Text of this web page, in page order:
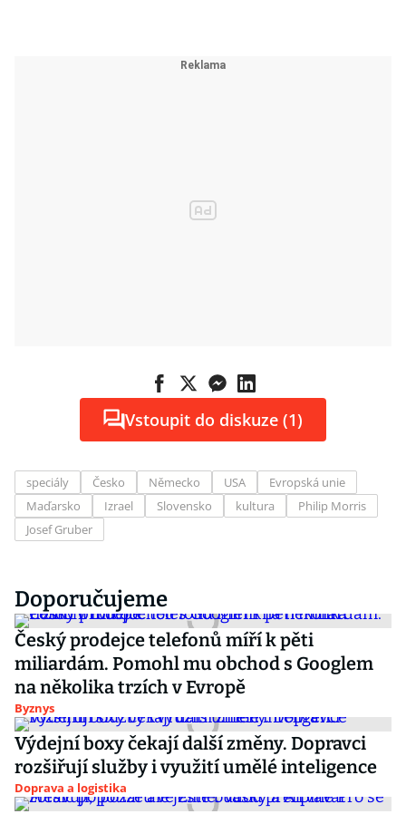
Vstoupit do diskuze (1)
speciály Česko Německo USA
Evropská unie
Maďarsko
Izrael Slovensko kultura
Philip Morris
Josef Gruber
Doporučujeme
Český prodejce telefonů míří k pěti
miliardám. Pomohl mu obchod s Googlem
na několika trzích v Evropě
Byznys
Výdejní boxy čekají další změny. Dopravci
rozšiřují služby i využití umělé inteligence
Doprava a logistika